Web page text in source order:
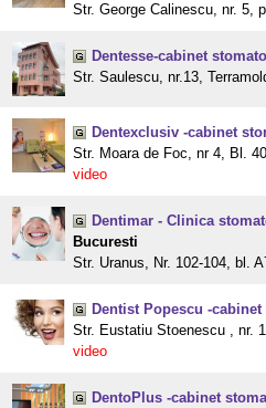
Str. George Calinescu, nr. 5,
Dentesse-cabinet
Str. Saulescu, nr.13,
Dentexclusiv -cabinet
Str. Moara de Foc, nr 4, Bl.
video
Dentimar - Clinica
Bucuresti
Str. Uranus, Nr. 102-104, bl.
Dentist Popescu -
Str. Eustatiu Stoenescu , nr.
video
DentoPlus -cabinet